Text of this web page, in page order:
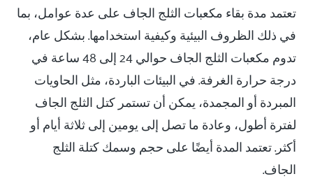
تعتمد مدة بقاء مكعبات الثلج الجاف على عدة عوامل، بما
في ذلك الظروف البيئية وكيفية استخدامها. بشكل عام،
تدوم مكعبات الثلج الجاف حوالي 24 إلى 48 ساعة في
درجة حرارة الغرفة. في البيئات الباردة، مثل الحاويات
المبردة أو المجمدة، يمكن أن تستمر كتل الثلج الجاف
لفترة أطول، وعادة ما تصل إلى يومين إلى ثلاثة أيام أو
أكثر. تعتمد المدة أيضًا على حجم وسمك كتلة الثلج
الجاف.